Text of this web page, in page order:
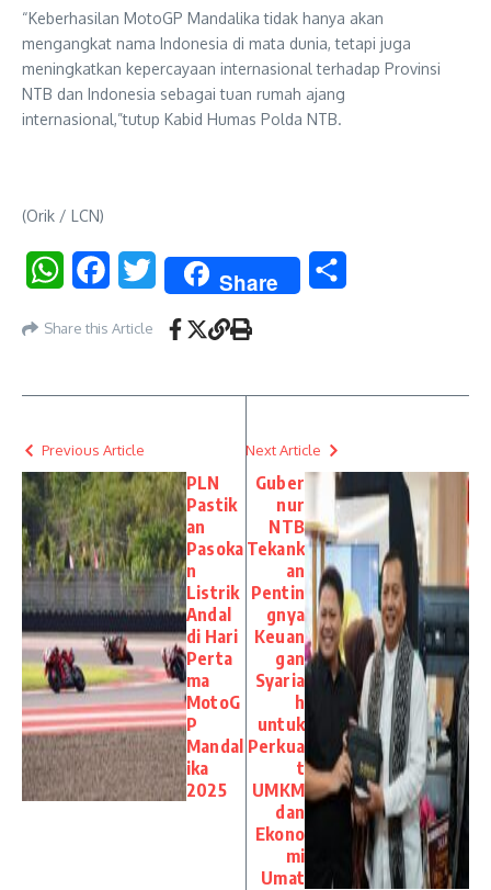
“Keberhasilan MotoGP Mandalika tidak hanya akan
mengangkat nama Indonesia di mata dunia, tetapi juga
meningkatkan kepercayaan internasional terhadap Provinsi
NTB dan Indonesia sebagai tuan rumah ajang
internasional,”tutup Kabid Humas Polda NTB.
(Orik / LCN)
WhatsAppFacebookTwitter Share
Share this Article
Previous Article
PLN
Pastik
an
Pasoka
n
Listrik
Andal
di Hari
Perta
ma
MotoG
P
Mandal
ika
2025
Next Article
Guber
nur
NTB
Tekank
an
Pentin
gnya
Keuan
gan
Syaria
h
untuk
Perkua
t
UMKM
dan
Ekono
mi
Umat